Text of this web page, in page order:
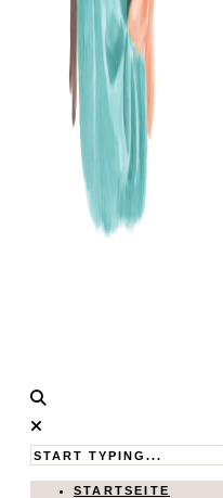
Calistas
Traum
MAMABLOG
STARTSEITE